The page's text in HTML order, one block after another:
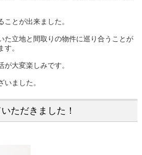
とが出来ました。
た立地と間取りの物件に巡り合うことが
。
大変楽しみです。
ました。
ただきました！